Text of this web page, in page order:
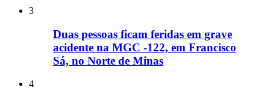
3
Duas pessoas ficam feridas em grave
acidente na MGC -122, em Francisco
Sá, no Norte de Minas
4